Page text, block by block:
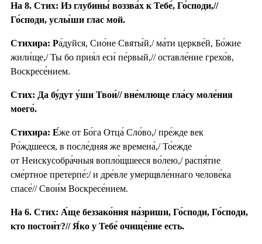
На 8. Стих: Из глубины́ воззва́х к Тебе́, Го́споди,//
Го́споди, услы́ши глас мой.
Стихира: Ра́дуйся, Сио́не Святы́й,/ ма́ти церкве́й, Бо́жие
жили́ще,/ Ты бо прия́л еси́ пе́рвый,// оставле́ние грехо́в,
Воскресе́нием.
Стих: Да бу́дут у́ши Твои́// вне́млюще гла́су моле́ния
моего́.
Стихира: Е́же от Бо́га Отца́ Сло́во,/ пре́жде век
Ро́ждшееся, в после́дняя же времена́,/ То́ежде
от Неискусобра́чныя вопло́щшееся во́лею,/ распя́тие
сме́ртное претерпе́:/ и дре́вле умерщвле́ннаго челове́ка
спасе́// Свои́м Воскресе́нием.
На 6. Стих: А́ще беззако́ния на́зриши, Го́споди, Го́споди,
кто постои́т?// Я́ко у Тебе́ очище́ние есть.